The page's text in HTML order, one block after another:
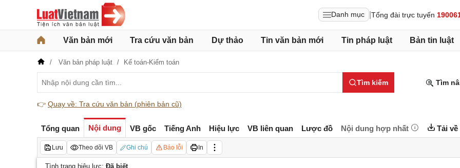
Danh mục Tổng đài trực tuyến
Văn bản mới Tra cứu văn bản Dự thảo Tin văn bản mới Tin pháp luật Bản tin luật
Văn bản pháp luật Kế toán-Kiểm toán
Tìm kiếm Tìm
👉 Quay về: Tra cứu văn bản (phiên bản cũ)
Tổng quan Nội dung VB gốc Tiếng Anh Hiệu lực VB liên quan Lược đồ Nội dung hợp nhất Tải về
Lưu Theo dõi VB Ghi chú Báo lỗi In
Tình trạng hiệu lực: Đã biết